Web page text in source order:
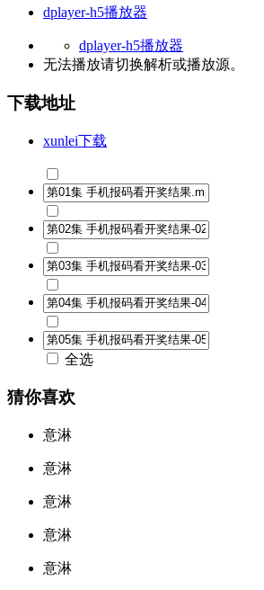
dplayer-h5播放器
dplayer-h5播放器
无法播放请切换解析或播放源。
下载地址
xunlei下载
全选
猜你喜欢
意淋
意淋
意淋
意淋
意淋